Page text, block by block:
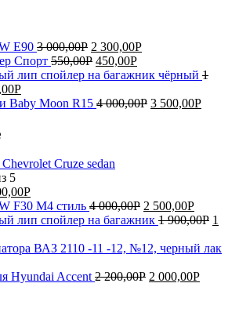
E90 3 000,00Р 2 300,00Р
Спорт 550,00Р 450,00Р
лип спойлер на багажник чёрный 1
Р
Baby Moon R15 4 000,00Р 3 500,00Р
Cruze sedan
5
Р
F30 M4 стиль 4 000,00Р 2 500,00Р
лип спойлер на багажник 1 900,00Р 1
ВАЗ 2110 -11 -12, №12, черный лак
Hyundai Accent 2 200,00Р 2 000,00Р